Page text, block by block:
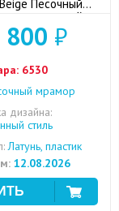
Песочный
встраиваемый в
столешницу
800 ₽
6530
мрамор
дизайна:
стиль
Латунь, пластик
12.08.2026